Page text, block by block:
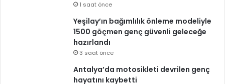
1 saat önce
Yeşilay’ın bağımlılık önleme modeliyle
1500 göçmen genç güvenli geleceğe
hazırlandı
3 saat önce
Antalya’da motosikleti devrilen genç
hayatını kaybetti